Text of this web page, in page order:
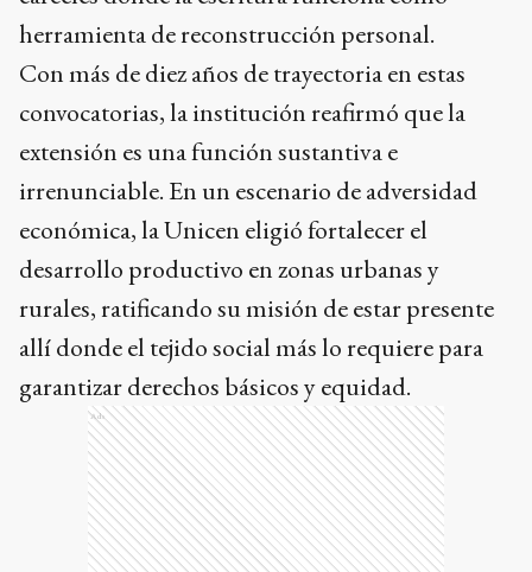
irrenunciable. En un escenario de adversidad
económica, la Unicen eligió fortalecer el
desarrollo productivo en zonas urbanas y
rurales, ratificando su misión de estar presente
allí donde el tejido social más lo requiere para
garantizar derechos básicos y equidad.
Sobre el autor